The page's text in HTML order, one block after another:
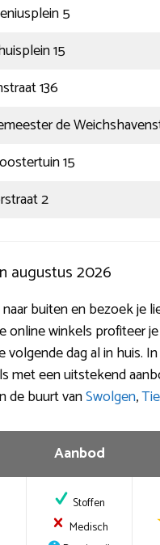
5
15
136
de
15
2
augustus 2026
buiten en bezoek je
online winkels profiteer
dag al in huis.
met een uitstekend
de buurt vanSwolgen,
Aanbod
Stoffen
Medisch